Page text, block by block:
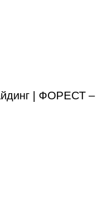
| ФОРЕСТ –